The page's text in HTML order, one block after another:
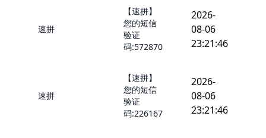
速拼
【速拼】
您的短信
验证
码:572870
2026-
08-06
23:21:46
速拼
【速拼】
您的短信
验证
码:226167
2026-
08-06
23:21:46